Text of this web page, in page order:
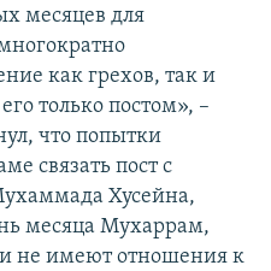
месяцев для
как грехов, так и
только постом», –
что попытки
связать пост с
Хусейна,
месяца Мухаррам,
не имеют отношения к